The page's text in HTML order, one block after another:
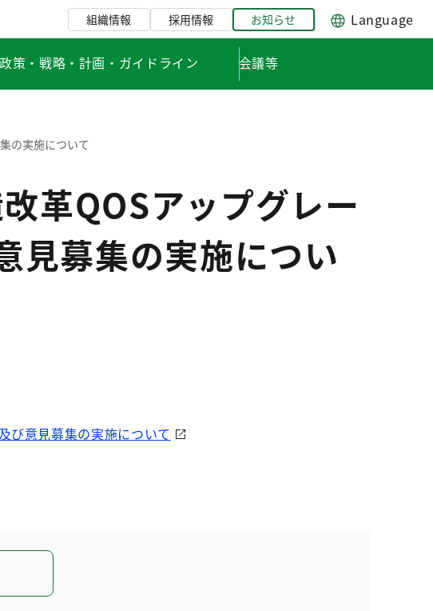
組織情報 採用情報 お知らせ Language
政策・戦略・計画・ガイドライン 会議等
の実施について
革QOSアップグレー
見募集の実施につい
び意見募集の実施について